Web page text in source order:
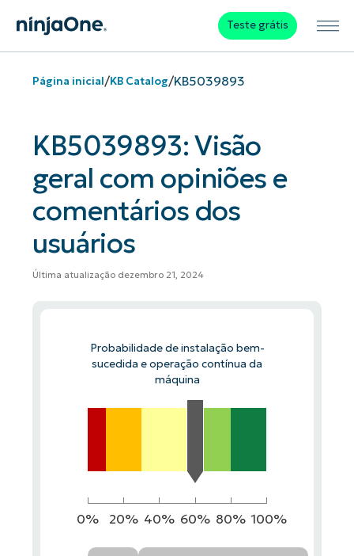
Teste grátis
Página inicial/KB Catalog/KB5039893
KB5039893: Visão
geral com opiniões e
comentários dos
usuários
Última atualização dezembro 21, 2024
Probabilidade de instalação bem-
sucedida e operação contínua da
máquina
0% 20% 40% 60% 80% 100%